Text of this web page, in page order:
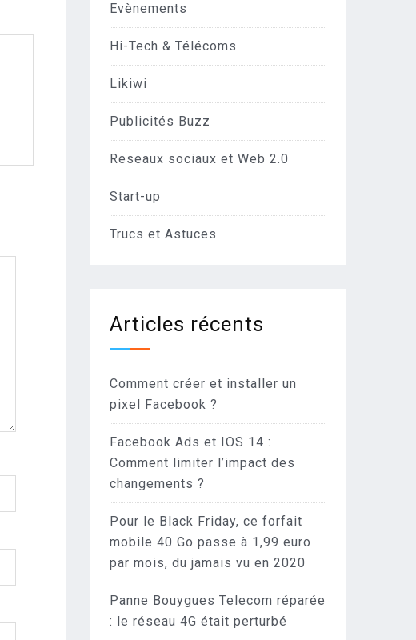
Evènements
Hi-Tech & Télécoms
Likiwi
Publicités Buzz
Reseaux sociaux et Web 2.0
Start-up
Trucs et Astuces
Articles récents
Comment créer et installer un
pixel Facebook ?
Facebook Ads et IOS 14 :
Comment limiter l’impact des
changements ?
Pour le Black Friday, ce forfait
mobile 40 Go passe à 1,99 euro
par mois, du jamais vu en 2020
Panne Bouygues Telecom réparée
: le réseau 4G était perturbé